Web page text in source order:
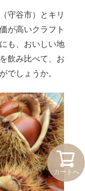
守谷市）とキリ
が高いクラフト
も、おいしい地
飲み比べて、お
でしょうか。
カートへ